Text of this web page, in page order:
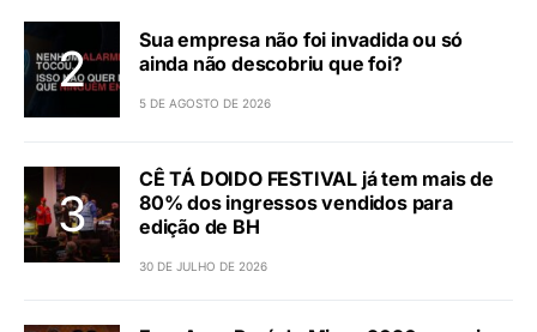
Sua empresa não foi invadida ou só
ainda não descobriu que foi?
5 DE AGOSTO DE 2026
CÊ TÁ DOIDO FESTIVAL já tem mais de
80% dos ingressos vendidos para
edição de BH
30 DE JULHO DE 2026